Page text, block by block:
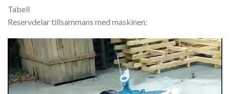
Tabell
Reservdelar tillsammans med maskinen:
Video
Player